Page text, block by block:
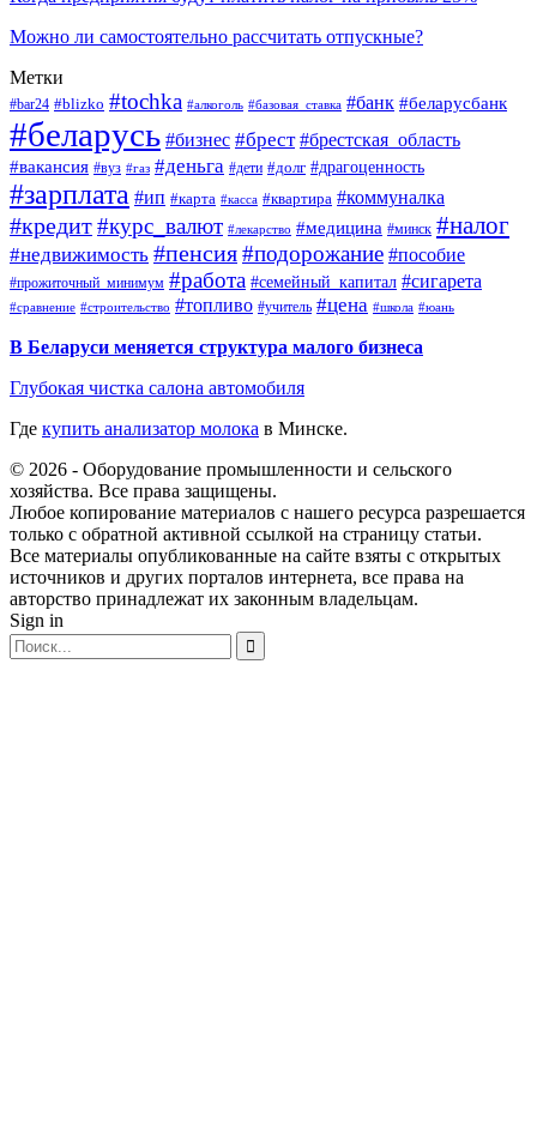
Можно ли самостоятельно рассчитать отпускные?
Метки
#bar24 #blizko #tochka #алкоголь #базовая_ставка #банк #беларусбанк
#беларусь #бизнес #брест #брестская_область
#вакансия #вуз #газ #деньга #дети #долг #драгоценность
#зарплата #ип #карта #касса #квартира #коммуналка
#кредит#курс_валют #лекарство #медицина #минск #налог
#недвижимость #пенсия#подорожание #пособие
#прожиточный_минимум #работа #семейный_капитал #сигарета
#сравнение #строительство #топливо #учитель #цена #школа #юань
В Беларуси меняется структура малого бизнеса
Глубокая чистка салона автомобиля
Где купить анализатор молока в Минске.
© 2026 - Оборудование промышленности и сельского
хозяйства. Все права защищены.
Любое копирование материалов с нашего ресурса разрешается
только с обратной активной ссылкой на страницу статьи.
Все материалы опубликованные на сайте взяты с открытых
источников и других порталов интернета, все права на
авторство принадлежат их законным владельцам.
Sign in